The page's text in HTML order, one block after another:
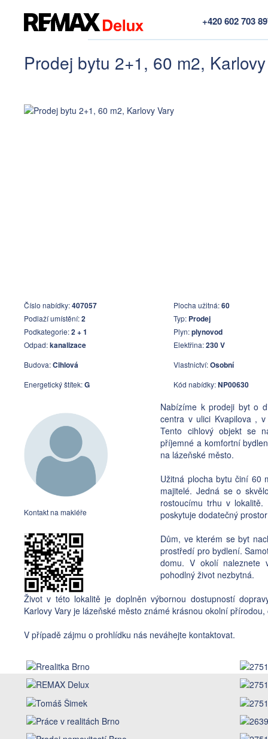
+420 602 703
Prodej bytu 2+1, 60 m2,
Číslo nabídky:407057 Plocha užitná:60
Podlaží umístění:2 Typ: Prodej
Podkategorie:2 + 1 Plyn:plynovod
Odpad:kanalizace Elektřina:230 V
Budova:Cihlová Vlastnictví:Osobní
Energetický štítek:G Kód nabídky:NP00630
Kontakt na makléře
Nabízíme k prodeji byt o
centra v ulici Kvapilova ,
Tento cihlový objekt se
příjemné a komfortní
na lázeňské město.
Užitná plocha bytu činí 60
majitelé. Jedná se o
rostoucímu trhu v
poskytuje dodatečný
Dům, ve kterém se byt
prostředí pro bydlení.
domu. V okolí naleznete
pohodlný život nezbytná.
Život v této lokalitě je doplněn výbornou dostupností
Karlovy Vary je lázeňské město známé krásnou okolní
V případě zájmu o prohlídku nás neváhejte kontaktovat.